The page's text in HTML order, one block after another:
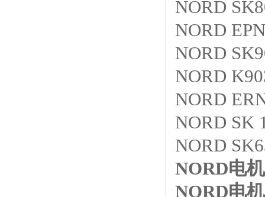
NORD
NORD
NORD
NORD
NORD
NORD SK
NORD
NORD电
NORD电